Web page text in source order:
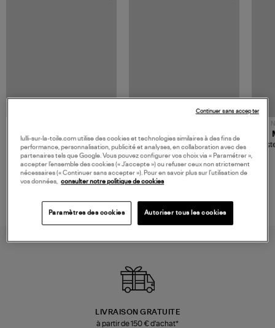
480,00 €
JEROME DREYFUSS
Sac Bobi S Cuir Lamé
Champagne
189,00 €
TORAL
Mocassins Killian Sport
Mousse
LIVRAISON GRATUITE
à partir de 150 € d'achat*
lulli-sur-la-toile.com utilise des cookies et technologies similaires à des fins de
performance, personnalisation, publicité et analyses, en collaboration avec des
partenaires tels que Google. Vous pouvez configurer vos choix via « Paramétrer »,
accepter l’ensemble des cookies (« J’accepte ») ou refuser ceux non strictement
nécessaires (« Continuer sans accepter »). Pour en savoir plus sur l’utilisation de
vos données, consulter notre politique de cookies
Paramètres des cookies Autoriser tous les cookies
Continuer sans accepter